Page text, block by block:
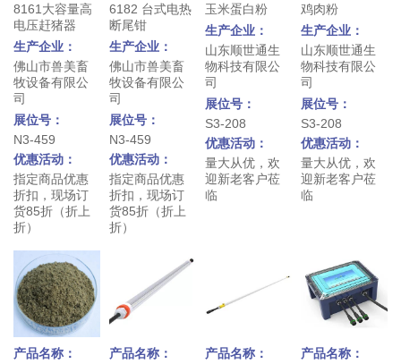
8161大容量高
电压赶猪器
生产企业：
佛山市兽美畜
牧设备有限公
司
展位号：
N3-459
优惠活动：
指定商品优惠
折扣，现场订
货85折（折上
折）
6182 台式电热
断尾钳
生产企业：
佛山市兽美畜
牧设备有限公
司
展位号：
N3-459
优惠活动：
指定商品优惠
折扣，现场订
货85折（折上
折）
玉米蛋白粉
生产企业：
山东顺世通生
物科技有限公
司
展位号：
S3-208
优惠活动：
量大从优，欢
迎新老客户莅
临
鸡肉粉
生产企业：
山东顺世通生
物科技有限公
司
展位号：
S3-208
优惠活动：
量大从优，欢
迎新老客户莅
临
产品名称：
产品名称：
产品名称：
产品名称：